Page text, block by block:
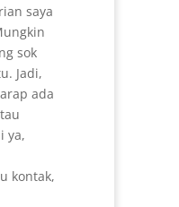
saya
sok
Jadi,
ada
ya,
kontak,